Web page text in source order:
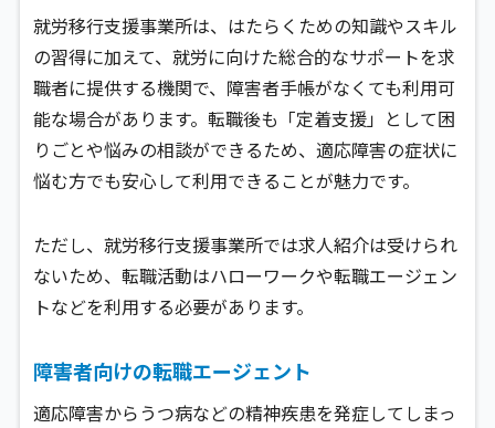
就労移行支援事業所は、はたらくための知識やスキル
の習得に加えて、就労に向けた総合的なサポートを求
職者に提供する機関で、障害者手帳がなくても利用可
能な場合があります。転職後も「定着支援」として困
りごとや悩みの相談ができるため、適応障害の症状に
悩む方でも安心して利用できることが魅力です。
ただし、就労移行支援事業所では求人紹介は受けられ
ないため、転職活動はハローワークや転職エージェン
トなどを利用する必要があります。
障害者向けの転職エージェント
適応障害からうつ病などの精神疾患を発症してしまっ